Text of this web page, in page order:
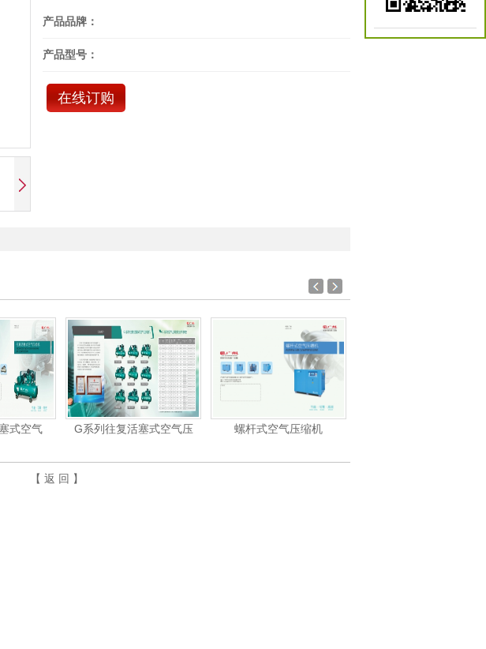
产品品牌：
产品型号：
在线订购
复活塞式空气压 螺杆式空气压缩机 螺杆式空气压缩机
【 返 回 】